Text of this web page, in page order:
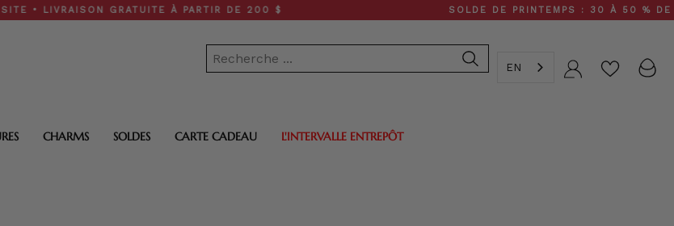
GRATUITE À PARTIR DE 200 $ SOLDE DE PRINTEMPS : 30 À 50 % DE
EN Compte
CHARMS SOLDES CARTE CADEAU L'INTERVALLE ENTREPÔT